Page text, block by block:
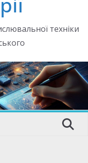
техніки